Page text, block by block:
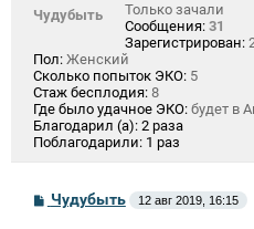
Чудубыть
Только зачали
Сообщения: 31
Зарегистрирован:
Пол: Женский
Сколько попыток ЭКО: 5
Стаж бесплодия: 8
Где было удачное ЭКО: будет в
Благодарил (а): 2 раза
Поблагодарили: 1 раз
СЧудубыть 12 авг 2019, 16:15